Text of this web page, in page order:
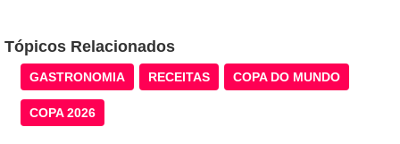
Tópicos Relacionados
GASTRONOMIA RECEITAS COPA DO MUNDO
COPA 2026